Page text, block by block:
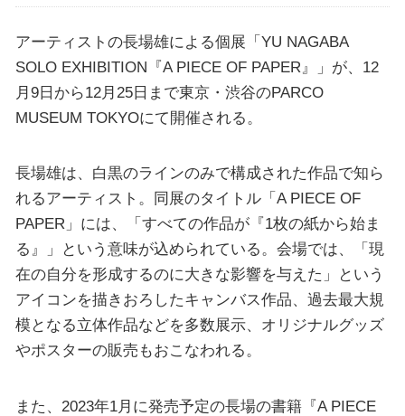
アーティストの長場雄による個展「YU NAGABA
SOLO EXHIBITION『A PIECE OF PAPER』」が、12
月9日から12月25日まで東京・渋谷のPARCO
MUSEUM TOKYOにて開催される。
長場雄は、白黒のラインのみで構成された作品で知ら
れるアーティスト。同展のタイトル「A PIECE OF
PAPER」には、「すべての作品が『1枚の紙から始ま
る』」という意味が込められている。会場では、「現
在の自分を形成するのに大きな影響を与えた」という
アイコンを描きおろしたキャンバス作品、過去最大規
模となる立体作品などを多数展示、オリジナルグッズ
やポスターの販売もおこなわれる。
また、2023年1月に発売予定の長場の書籍『A PIECE